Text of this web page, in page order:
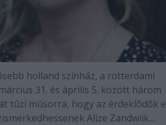
holland színház, a rotterdami
31. és április 5. között három
tûzi mûsorra, hogy az érdeklõdõk e
Alize Zandwijk